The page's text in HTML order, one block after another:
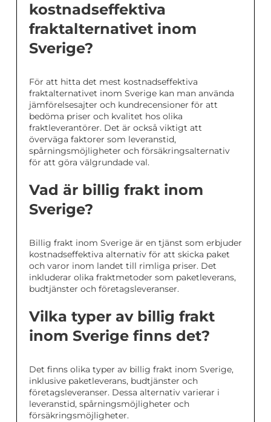
kostnadseffektiva
fraktalternativet inom
Sverige?
För att hitta det mest kostnadseffektiva
fraktalternativet inom Sverige kan man använda
jämförelsesajter och kundrecensioner för att
bedöma priser och kvalitet hos olika
fraktleverantörer. Det är också viktigt att
överväga faktorer som leveranstid,
spårningsmöjligheter och försäkringsalternativ
för att göra välgrundade val.
Vad är billig frakt inom
Sverige?
Billig frakt inom Sverige är en tjänst som erbjuder
kostnadseffektiva alternativ för att skicka paket
och varor inom landet till rimliga priser. Det
inkluderar olika fraktmetoder som paketleverans,
budtjänster och företagsleveranser.
Vilka typer av billig frakt
inom Sverige finns det?
Det finns olika typer av billig frakt inom Sverige,
inklusive paketleverans, budtjänster och
företagsleveranser. Dessa alternativ varierar i
leveranstid, spårningsmöjligheter och
försäkringsmöjligheter.